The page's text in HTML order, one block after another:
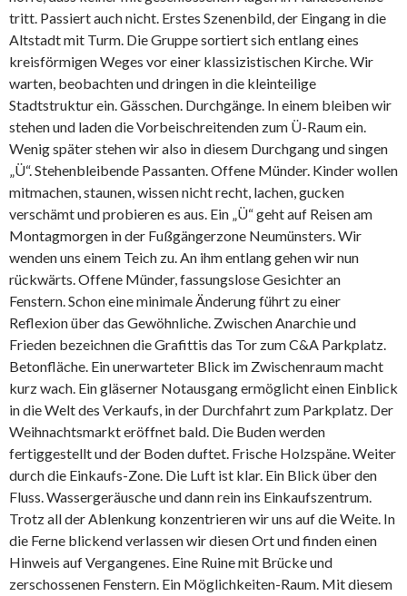
tritt. Passiert auch nicht. Erstes Szenenbild, der Eingang in die
Altstadt mit Turm. Die Gruppe sortiert sich entlang eines
kreisförmigen Weges vor einer klassizistischen Kirche. Wir
warten, beobachten und dringen in die kleinteilige
Stadtstruktur ein. Gässchen. Durchgänge. In einem bleiben wir
stehen und laden die Vorbeischreitenden zum Ü-Raum ein.
Wenig später stehen wir also in diesem Durchgang und singen
„Ü“. Stehenbleibende Passanten. Offene Münder. Kinder wollen
mitmachen, staunen, wissen nicht recht, lachen, gucken
verschämt und probieren es aus. Ein „Ü“ geht auf Reisen am
Montagmorgen in der Fußgängerzone Neumünsters. Wir
wenden uns einem Teich zu. An ihm entlang gehen wir nun
rückwärts. Offene Münder, fassungslose Gesichter an
Fenstern. Schon eine minimale Änderung führt zu einer
Reflexion über das Gewöhnliche. Zwischen Anarchie und
Frieden bezeichnen die Grafittis das Tor zum C&A Parkplatz.
Betonfläche. Ein unerwarteter Blick im Zwischenraum macht
kurz wach. Ein gläserner Notausgang ermöglicht einen Einblick
in die Welt des Verkaufs, in der Durchfahrt zum Parkplatz. Der
Weihnachtsmarkt eröffnet bald. Die Buden werden
fertiggestellt und der Boden duftet. Frische Holzspäne. Weiter
durch die Einkaufs-Zone. Die Luft ist klar. Ein Blick über den
Fluss. Wassergeräusche und dann rein ins Einkaufszentrum.
Trotz all der Ablenkung konzentrieren wir uns auf die Weite. In
die Ferne blickend verlassen wir diesen Ort und finden einen
Hinweis auf Vergangenes. Eine Ruine mit Brücke und
zerschossenen Fenstern. Ein Möglichkeiten-Raum. Mit diesem